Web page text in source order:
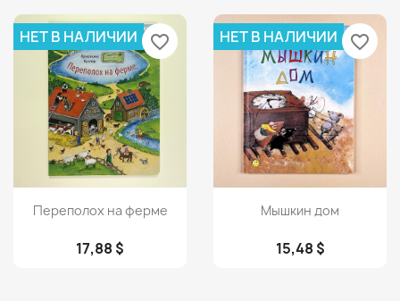
Просмотр
Переполох на ферме
17,88 $
НЕТ В НАЛИЧИИ favorite_border
Просмотр
Мышкин дом
15,48 $
НЕТ В НАЛИЧИИ favorite_border